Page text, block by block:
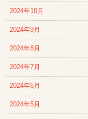
2024年10月
2024年9月
2024年8月
2024年7月
2024年6月
2024年5月